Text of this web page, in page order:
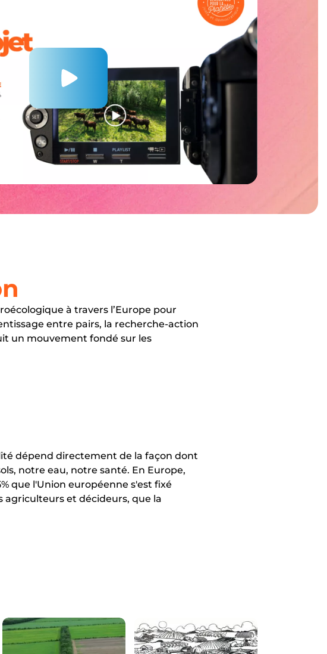
à travers l’Europe pour
entre pairs, la recherche-action
un mouvement fondé sur les
dépend directement de la façon dont
notre eau, notre santé. En Europe,
que l'Union européenne s'est fixé
agriculteurs et décideurs, que la